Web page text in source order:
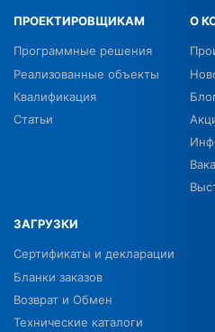
ПРОЕКТИРОВЩИКАМ
Программные решения
Реализованные объекты
Квалификация
Статьи
О
ЗАГРУЗКИ
Сертификаты и декларации
Бланки заказов
Возврат и Обмен
Технические каталоги